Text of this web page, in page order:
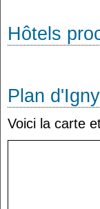
Hôtels
Plan d'Igny
Voici la carte